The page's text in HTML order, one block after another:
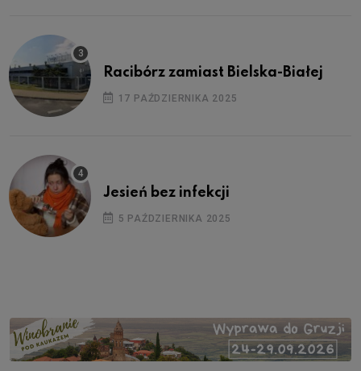
Racibórz zamiast Bielska-Białej
17 PAŹDZIERNIKA 2025
Jesień bez infekcji
5 PAŹDZIERNIKA 2025